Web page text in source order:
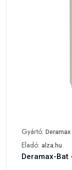
Gyártó: Deramax
Eladó: alza.hu
Deramax-Bat